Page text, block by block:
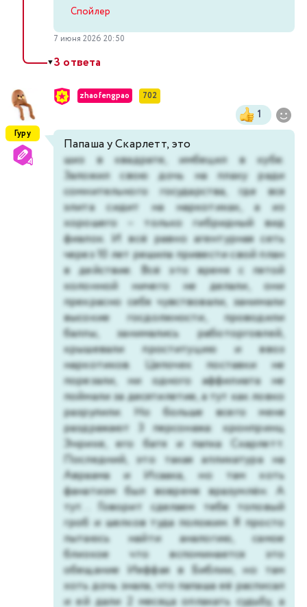
Спойлер
7 июня 2026 20:50
▼3 ответа
Гуру
zhaofengpao 702
1
Папаша у Скарлетт, это
шиз в квадрате, имбецил в кубе.
Заложил свою дочь на плаху ради
сомнительного государства, где вся
элита сидит на наркотиках, а из
хорошего – только гибридный вид
фиалок. И всё равно агентурная сеть
через 10 лет решила привести свой план
в действие. Всё это время с пятой
колонной ничего не делали, они
прекрасно себя чувствовали, занимали
высокие госдолжности, проводили
баллы, занимались работорговлей,
крышевали проституцию и ввоз
наркотиков. Цепочек поставки не
порезали, ни одного аффилиата не
поймали за десятилетие, а тут как ловко
разрулили. Но больше всего меня
раздражают 3 персонажа: кронпринц
Энрике, его батя и папка Скарлетт.
Последний, это такая апликатура на
Авраама и Исаака, но там хоть
фанатизм был вовремя вразумлён. А
тут... Говорит сделаем тебе топовый
гроб и шелков туда положим. Я просто
пытаюсь найти аналогию, самое
близкое что вспоминается это
обещание Иеффая в Библии, но там
хоть дочь знала, что папаша её расписал
и ей дали 2 месяца оплакать судьбу, а